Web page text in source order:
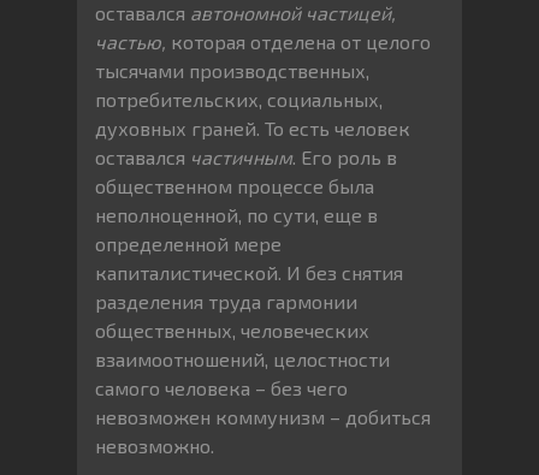
оставался автономной частицей,
частью, которая отделена от целого
тысячами производственных,
потребительских, социальных,
духовных граней. То есть человек
оставался частичным. Его роль в
общественном процессе была
неполноценной, по сути, еще в
определенной мере
капиталистической. И без снятия
разделения труда гармонии
общественных, человеческих
взаимоотношений, целостности
самого человека – без чего
невозможен коммунизм – добиться
невозможно.